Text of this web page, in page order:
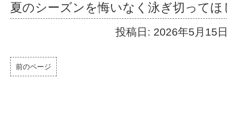
夏のシーズンを悔いなく泳ぎ切って
投稿日: 2026年5月15
前のページ